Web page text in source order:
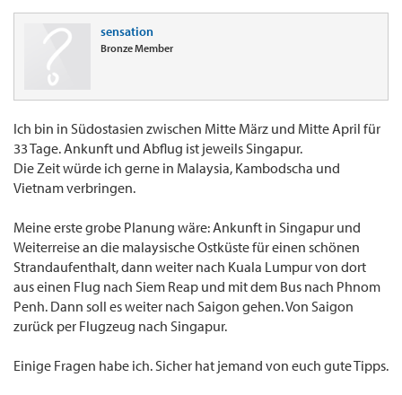
sensation
Bronze Member
Ich bin in Südostasien zwischen Mitte März und Mitte April für
33 Tage. Ankunft und Abflug ist jeweils Singapur.
Die Zeit würde ich gerne in Malaysia, Kambodscha und
Vietnam verbringen.
Meine erste grobe Planung wäre: Ankunft in Singapur und
Weiterreise an die malaysische Ostküste für einen schönen
Strandaufenthalt, dann weiter nach Kuala Lumpur von dort
aus einen Flug nach Siem Reap und mit dem Bus nach Phnom
Penh. Dann soll es weiter nach Saigon gehen. Von Saigon
zurück per Flugzeug nach Singapur.
Einige Fragen habe ich. Sicher hat jemand von euch gute Tipps.